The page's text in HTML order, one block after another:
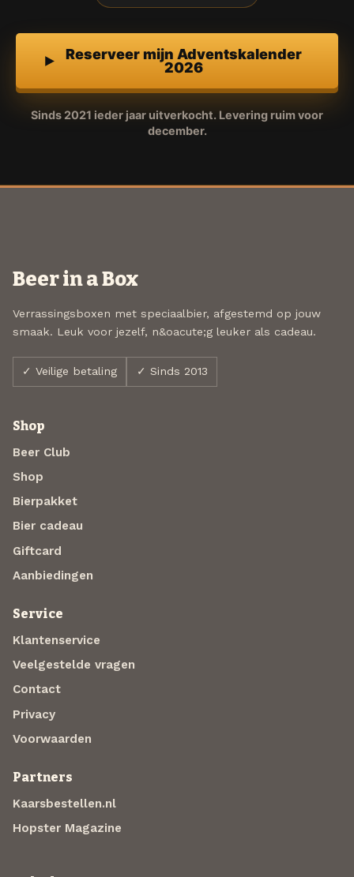
Reserveer mijn Adventskalender
2026
Sinds 2021 ieder jaar uitverkocht. Levering ruim voor
december.
Beer in a Box
Verrassingsboxen met speciaalbier, afgestemd op jouw
smaak. Leuk voor jezelf, n&oacute;g leuker als cadeau.
✓ Veilige betaling ✓ Sinds 2013
Shop
Beer Club
Shop
Bierpakket
Bier cadeau
Giftcard
Aanbiedingen
Service
Klantenservice
Veelgestelde vragen
Contact
Privacy
Voorwaarden
Partners
Kaarsbestellen.nl
Hopster Magazine